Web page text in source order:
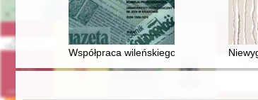
Współpraca wileńskiego artysty i